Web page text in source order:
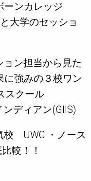
ーンカレッジ
大学のセッショ
ョン担当から見た
に強みの３校ワン
スクール
ンディアン(GIIS)
校 UWC ・ノース
較！！